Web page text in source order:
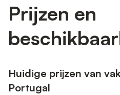
Prijzen en
Huidige prijzen van
Portugal